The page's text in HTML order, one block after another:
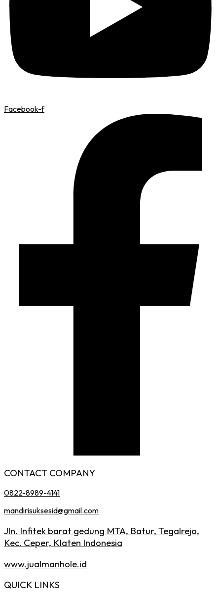
Facebook-f
CONTACT COMPANY
0822-8989-4141
mandirisuksesid@gmail.com
Jln. Infitek barat gedung MTA, Batur, Tegalrejo,
Kec. Ceper, Klaten Indonesia
www.jualmanhole.id
QUICK LINKS